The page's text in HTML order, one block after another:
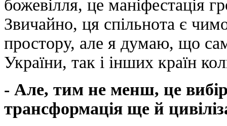
божевілля, це маніфестація
Звичайно, ця спільнота є
простору, але я думаю, що
України, так і інших країн
- Але, тим не менш, це
трансформація ще й